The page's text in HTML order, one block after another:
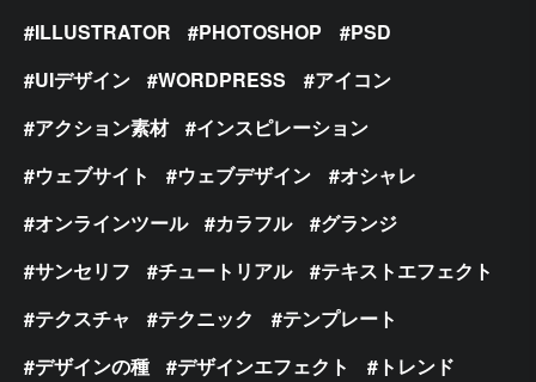
ILLUSTRATOR
PHOTOSHOP
PSD
UIデザイン
WORDPRESS
アイコン
アクション素材
インスピレーション
ウェブサイト
ウェブデザイン
オシャレ
オンラインツール
カラフル
グランジ
サンセリフ
チュートリアル
テキストエフェクト
テクスチャ
テクニック
テンプレート
デザインの種
デザインエフェクト
トレンド